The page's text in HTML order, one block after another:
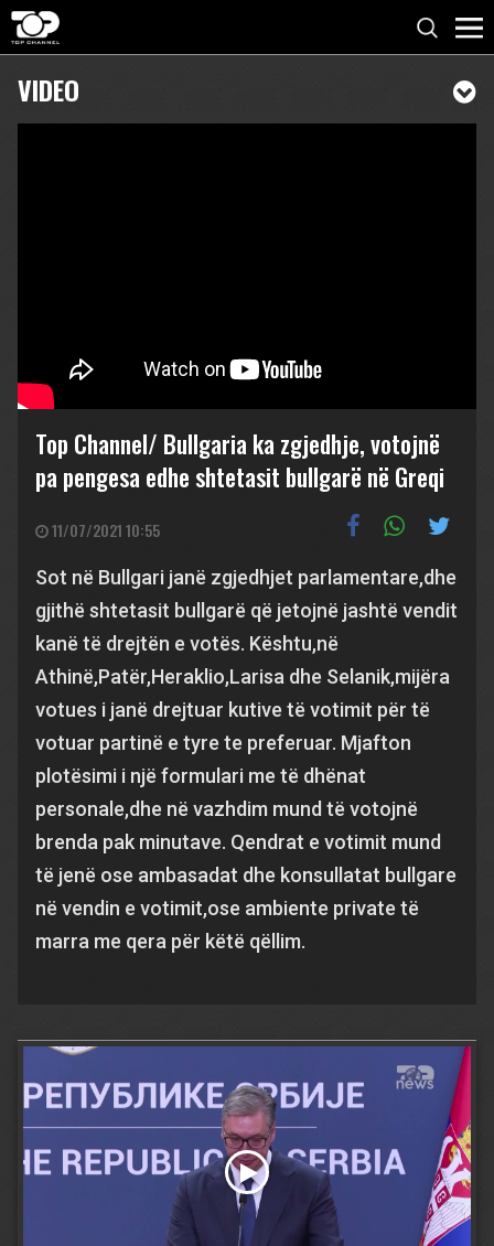
VIDEO
Top Channel/ Bullgaria ka zgjedhje, votojnë
pa pengesa edhe shtetasit bullgarë në Greqi
11/07/2021 10:55
Sot në Bullgari janë zgjedhjet parlamentare,dhe
gjithë shtetasit bullgarë që jetojnë jashtë vendit
kanë të drejtën e votës. Kështu,në
Athinë,Patër,Heraklio,Larisa dhe Selanik,mijëra
votues i janë drejtuar kutive të votimit për të
votuar partinë e tyre te preferuar. Mjafton
plotësimi i një formulari me të dhënat
personale,dhe në vazhdim mund të votojnë
brenda pak minutave. Qendrat e votimit mund
të jenë ose ambasadat dhe konsullatat bullgare
në vendin e votimit,ose ambiente private të
marra me qera për këtë qëllim.